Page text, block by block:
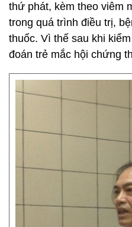
thứ phát, kèm theo viêm
trong quá trình điều trị,
thuốc. Vì thế sau khi
đoán trẻ mắc hội chứng